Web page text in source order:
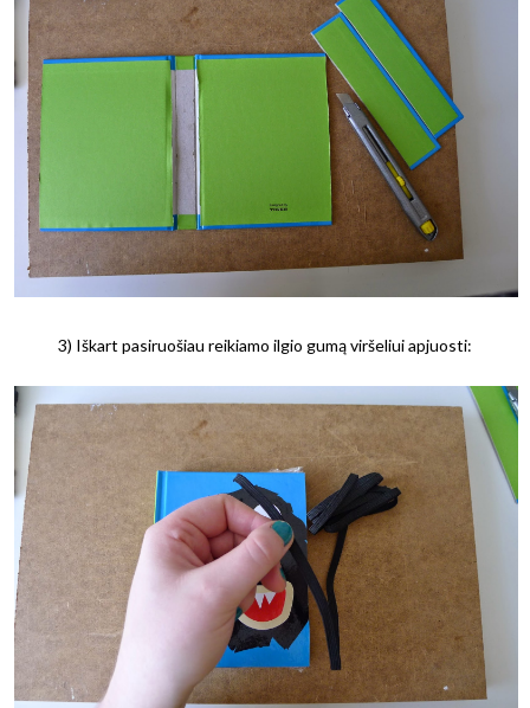
3) Iškart pasiruošiau reikiamo ilgio gumą viršeliui apjuosti: